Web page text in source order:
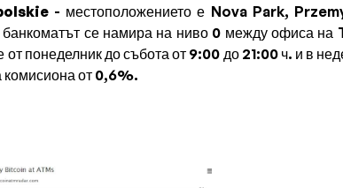
- местоположението е Nova Park,
банкоматът се намира на ниво 0 между офиса на
понеделник до събота от 9:00 до 21:00 ч. и в
комисиона от 0,6%.